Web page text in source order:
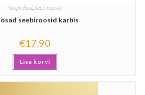
Kingiideed Seebiroosid
seebiroosid karbis
€17.90
Lisa korvi